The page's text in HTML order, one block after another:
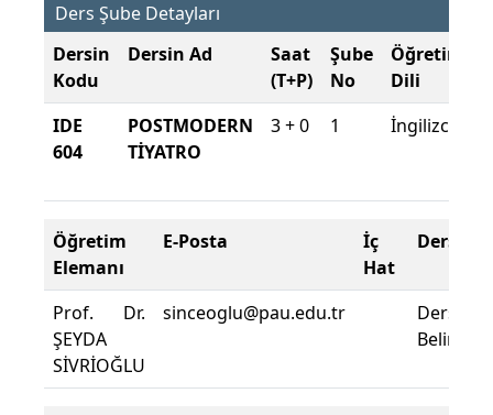
Ders Şube Detayları
Dersin
Kodu
Dersin Ad
Saat
(T+P)
Şube
No
Öğretim
Dili
IDE
604
POSTMODERN
TİYATRO
3 + 0 1 İngilizce
Öğretim
Elemanı
E-Posta
İç
Hat
Ders Yeri
Prof. Dr.
ŞEYDA
SİVRİOĞLU
sinceoglu@pau.edu.tr
Derslik